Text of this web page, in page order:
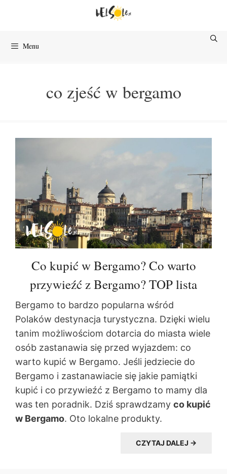
Menu
co zjeść w bergamo
Co kupić w Bergamo? Co warto
przywieźć z Bergamo? TOP lista
Bergamo to bardzo popularna wśród
Polaków destynacja turystyczna. Dzięki wielu
tanim możliwościom dotarcia do miasta wiele
osób zastanawia się przed wyjazdem: co
warto kupić w Bergamo. Jeśli jedziecie do
Bergamo i zastanawiacie się jakie pamiątki
kupić i co przywieźć z Bergamo to mamy dla
was ten poradnik. Dziś sprawdzamy co kupić
w Bergamo. Oto lokalne produkty.
CZYTAJ DALEJ →